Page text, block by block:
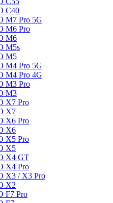
C40
M7 Pro 5G
M6 Pro
M6
M5s
M5
M4 Pro 5G
M4 Pro 4G
M3 Pro
M3
X7 Pro
X7
X6 Pro
X6
X5 Pro
X5
X4 GT
X4 Pro
X3 / X3 Pro
X2
F7 Pro